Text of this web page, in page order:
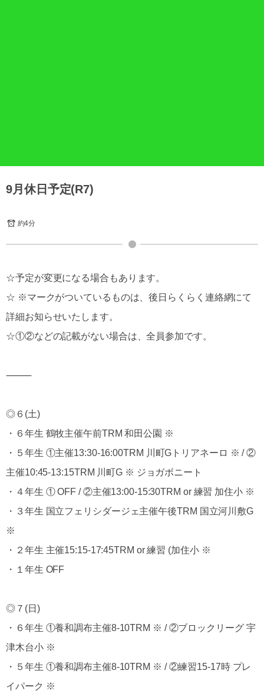
9月休日予定(R7)
約4分
☆予定が変更になる場合もあります。
☆ ※マークがついているものは、後日らくらく連絡網にて
詳細お知らせいたします。
☆①②などの記載がない場合は、全員参加です。
⸻
◎６(土)
・６年生 鶴牧主催午前TRM 和田公園 ※
・５年生 ①主催13:30-16:00TRM 川町Gトリアネーロ ※ / ②
主催10:45-13:15TRM 川町G ※ ジョガボニート
・４年生 ① OFF / ②主催13:00-15:30TRM or 練習 加住小 ※
・３年生 国立フェリシダージェ主催午後TRM 国立河川敷G
※
・２年生 主催15:15-17:45TRM or 練習 (加住小 ※
・１年生 OFF
◎７(日)
・６年生 ①養和調布主催8-10TRM ※ / ②ブロックリーグ 宇
津木台小 ※
・５年生 ①養和調布主催8-10TRM ※ / ②練習15-17時 プレ
イパーク ※